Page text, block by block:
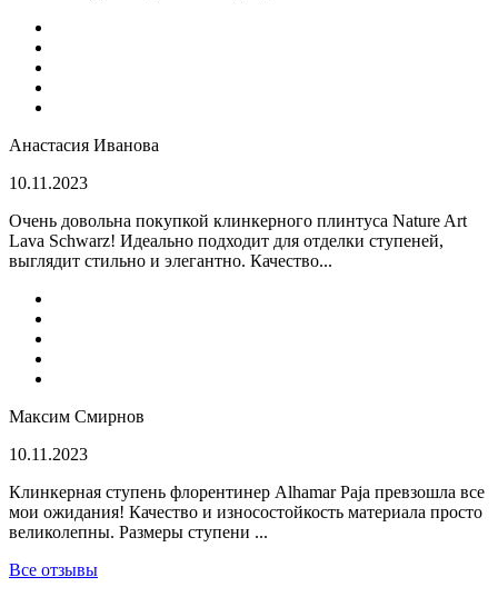
Анастасия Иванова
10.11.2023
Очень довольна покупкой клинкерного плинтуса Nature Art
Lava Schwarz! Идеально подходит для отделки ступеней,
выглядит стильно и элегантно. Качество...
Максим Смирнов
10.11.2023
Клинкерная ступень флорентинер Alhamar Paja превзошла все
мои ожидания! Качество и износостойкость материала просто
великолепны. Размеры ступени ...
Все отзывы